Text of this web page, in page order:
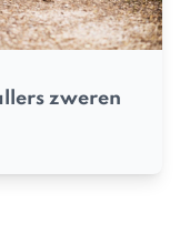
zweren